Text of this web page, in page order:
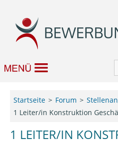
Job & Karriere
Bewerbungseditor
Startseite Forum
1 Leiter/in Konstruktion
1 LEITER/IN